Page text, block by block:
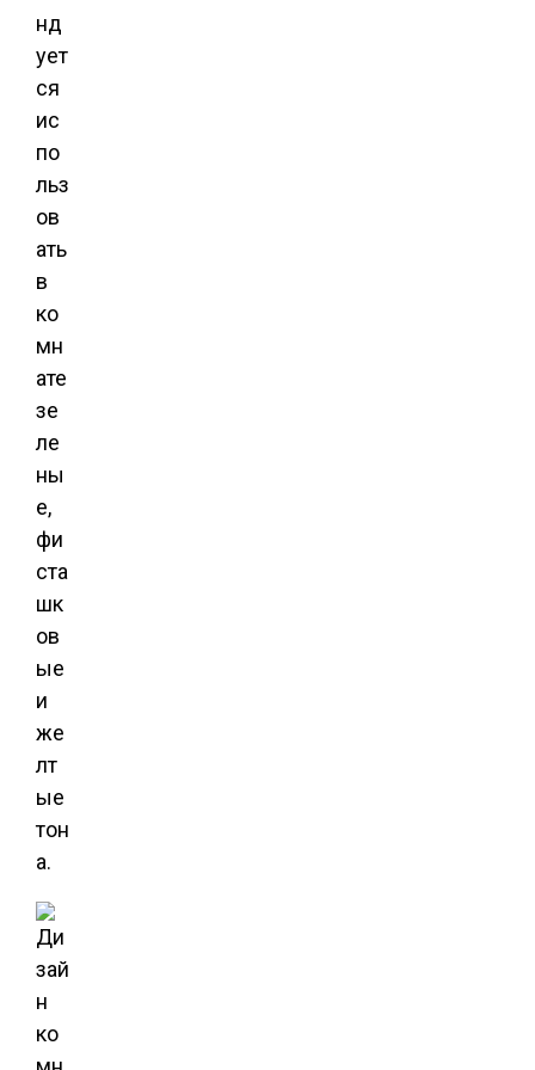
нд
ует
ся
ис
по
льз
ов
ать
в
ко
мн
ате
зе
ле
ны
е,
фи
ста
шк
ов
ые
и
же
лт
ые
тон
а.